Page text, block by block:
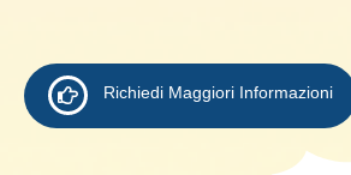
Richiedi Maggiori Informazioni